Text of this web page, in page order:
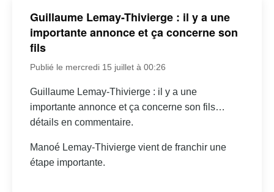
Guillaume Lemay-Thivierge : il y a une
importante annonce et ça concerne son
fils
Publié le mercredi 15 juillet à 00:26
Guillaume Lemay-Thivierge : il y a une
importante annonce et ça concerne son fils…
détails en commentaire.
Manoé Lemay-Thivierge vient de franchir une
étape importante.